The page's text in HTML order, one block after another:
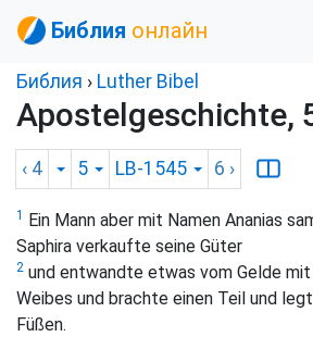
Библия онлайн
Библия › Luther Bibel
Apostelgeschichte,
‹ 4 5 LB-1545 6 ›
1
Ein Mann aber mit Namen Ananias
Saphira verkaufte seine Güter
2 und entwandte etwas vom Gelde mit
Weibes und brachte einen Teil und
Füßen.